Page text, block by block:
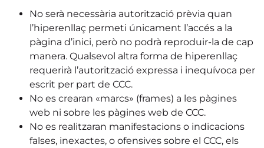
No serà necessària autorització prèvia quan
l’hiperenllaç permeti únicament l’accés a la
pàgina d’inici, però no podrà reproduir-la de cap
manera. Qualsevol altra forma de hiperenllaç
requerirà l’autorització expressa i inequívoca per
escrit per part de CCC.
No es crearan «marcs» (frames) a les pàgines
web ni sobre les pàgines web de CCC.
No es realitzaran manifestacions o indicacions
falses, inexactes, o ofensives sobre el CCC, els